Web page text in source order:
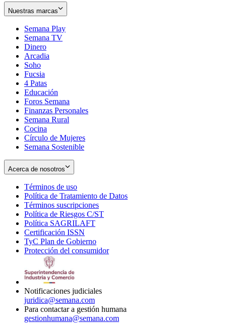
Nuestras marcas
Semana Play
Semana TV
Dinero
Arcadia
Soho
in
new
window
Fucsia
in
new
window
4 Patas
Educación
Foros Semana
Finanzas Personales
Semana Rural
Cocina
Círculo de Mujeres
Semana Sostenible
Acerca de nosotros
Términos de uso
in
new
window
Política de Tratamiento de Datos
Términos suscripciones
in
Política de Riesgos C/ST
Política SAGRILAFT
new
window
Certificación ISSN
in
new
TyC Plan de Gobierno
in
Protección del consumidorOpens
Notificaciones judiciales
juridica@semana.com
Para contactar a gestión humana
gestionhumana@semana.com